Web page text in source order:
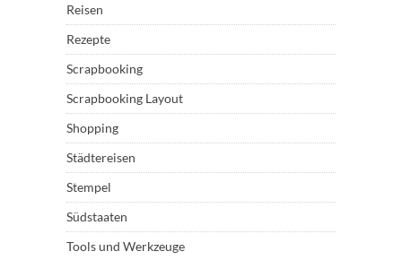
Reisen
Rezepte
Scrapbooking
Scrapbooking Layout
Shopping
Städtereisen
Stempel
Südstaaten
Tools und Werkzeuge